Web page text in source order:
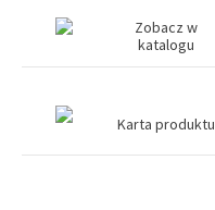
Zobacz w
katalogu
Karta produktu